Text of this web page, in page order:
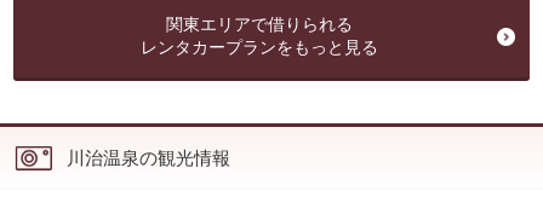
関東エリアで借りられる
レンタカープランをもっと見る
川治温泉の観光情報